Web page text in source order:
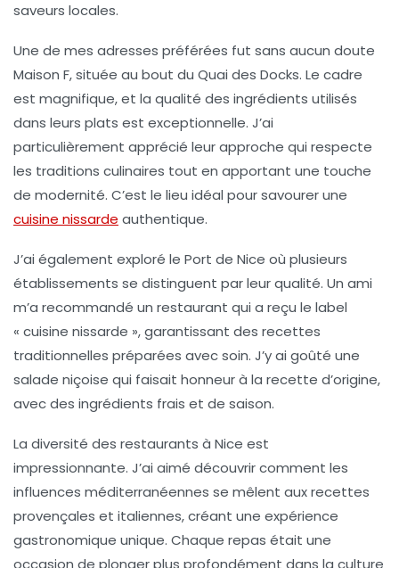
saveurs locales.
Une de mes adresses préférées fut sans aucun doute
Maison F, située au bout du Quai des Docks. Le cadre
est magnifique, et la qualité des ingrédients utilisés
dans leurs plats est exceptionnelle. J’ai
particulièrement apprécié leur approche qui respecte
les traditions culinaires tout en apportant une touche
de modernité. C’est le lieu idéal pour savourer une
cuisine nissarde authentique.
J’ai également exploré le Port de Nice où plusieurs
établissements se distinguent par leur qualité. Un ami
m’a recommandé un restaurant qui a reçu le label
« cuisine nissarde », garantissant des recettes
traditionnelles préparées avec soin. J’y ai goûté une
salade niçoise qui faisait honneur à la recette d’origine,
avec des ingrédients frais et de saison.
La diversité des restaurants à Nice est
impressionnante. J’ai aimé découvrir comment les
influences méditerranéennes se mêlent aux recettes
provençales et italiennes, créant une expérience
gastronomique unique. Chaque repas était une
occasion de plonger plus profondément dans la culture